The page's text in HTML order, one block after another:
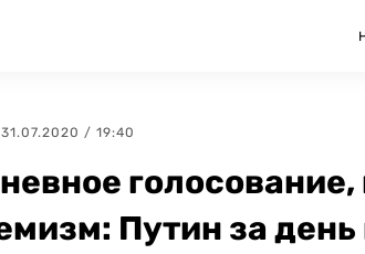
| 31.07.2020 / 19:40
голосование,
Путин за